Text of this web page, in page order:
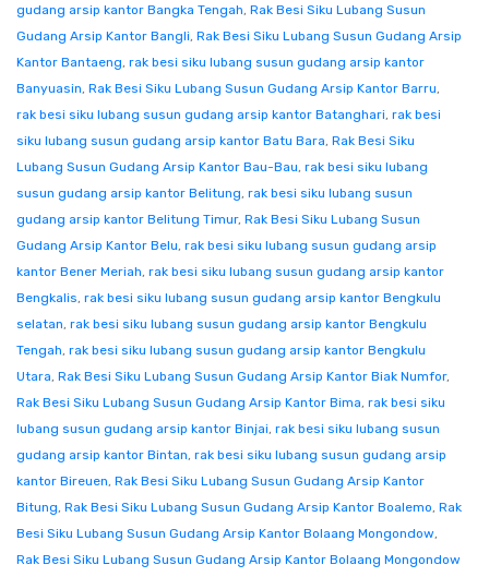
gudang arsip kantor Bangka Tengah, Rak Besi Siku Lubang Susun
Gudang Arsip Kantor Bangli, Rak Besi Siku Lubang Susun Gudang Arsip
Kantor Bantaeng, rak besi siku lubang susun gudang arsip kantor
Banyuasin, Rak Besi Siku Lubang Susun Gudang Arsip Kantor Barru,
rak besi siku lubang susun gudang arsip kantor Batanghari, rak besi
siku lubang susun gudang arsip kantor Batu Bara, Rak Besi Siku
Lubang Susun Gudang Arsip Kantor Bau-Bau, rak besi siku lubang
susun gudang arsip kantor Belitung, rak besi siku lubang susun
gudang arsip kantor Belitung Timur, Rak Besi Siku Lubang Susun
Gudang Arsip Kantor Belu, rak besi siku lubang susun gudang arsip
kantor Bener Meriah, rak besi siku lubang susun gudang arsip kantor
Bengkalis, rak besi siku lubang susun gudang arsip kantor Bengkulu
selatan, rak besi siku lubang susun gudang arsip kantor Bengkulu
Tengah, rak besi siku lubang susun gudang arsip kantor Bengkulu
Utara, Rak Besi Siku Lubang Susun Gudang Arsip Kantor Biak Numfor,
Rak Besi Siku Lubang Susun Gudang Arsip Kantor Bima, rak besi siku
lubang susun gudang arsip kantor Binjai, rak besi siku lubang susun
gudang arsip kantor Bintan, rak besi siku lubang susun gudang arsip
kantor Bireuen, Rak Besi Siku Lubang Susun Gudang Arsip Kantor
Bitung, Rak Besi Siku Lubang Susun Gudang Arsip Kantor Boalemo, Rak
Besi Siku Lubang Susun Gudang Arsip Kantor Bolaang Mongondow,
Rak Besi Siku Lubang Susun Gudang Arsip Kantor Bolaang Mongondow